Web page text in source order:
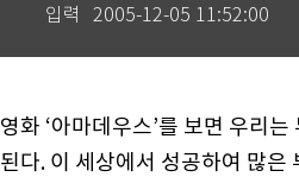
입력 2005-12-05 11:52:00
영화 ‘아마데우스’를 보면 우리
된다. 이 세상에서 성공하여 많은